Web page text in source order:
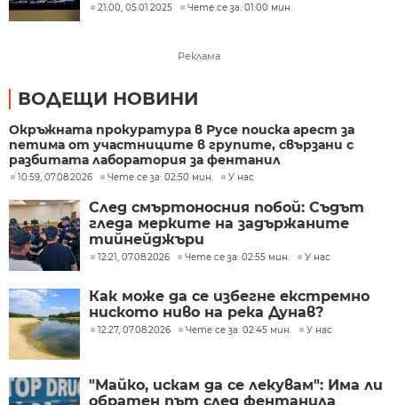
21:00, 05.01.2025 Чете се за: 01:00 мин.
Реклама
ВОДЕЩИ НОВИНИ
Окръжната прокуратура в Русе поиска арест за
петима от участниците в групите, свързани с
разбитата лаборатория за фентанил
10:59, 07.08.2026 Чете се за: 02:50 мин. У нас
След смъртоносния побой: Съдът
гледа мерките на задържаните
тийнейджъри
12:21, 07.08.2026 Чете се за: 02:55 мин. У нас
Как може да се избегне екстремно
ниското ниво на река Дунав?
12:27, 07.08.2026 Чете се за: 02:45 мин. У нас
"Майко, искам да се лекувам": Има ли
обратен път след фентанила